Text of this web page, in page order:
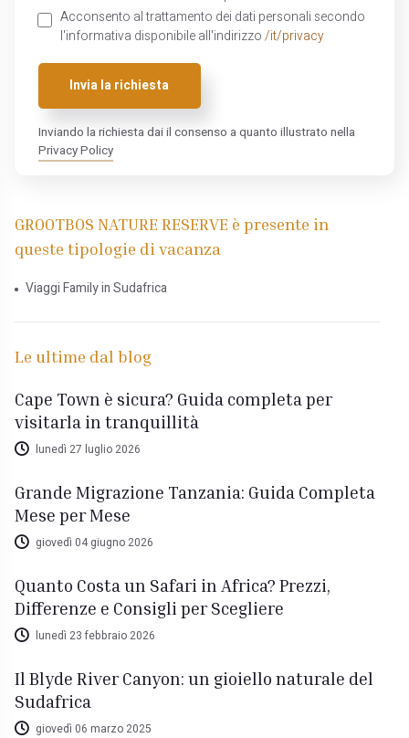
Acconsento al trattamento dei dati personali secondo
l'informativa disponibile all'indirizzo /it/privacy
Invia la richiesta
Inviando la richiesta dai il consenso a quanto illustrato nella
Privacy Policy
GROOTBOS NATURE RESERVE è presente in
queste tipologie di vacanza
Viaggi Family in Sudafrica
Le ultime dal blog
Cape Town è sicura? Guida completa per
visitarla in tranquillità
lunedì 27 luglio 2026
Grande Migrazione Tanzania: Guida Completa
Mese per Mese
giovedì 04 giugno 2026
Quanto Costa un Safari in Africa? Prezzi,
Differenze e Consigli per Scegliere
lunedì 23 febbraio 2026
Il Blyde River Canyon: un gioiello naturale del
Sudafrica
giovedì 06 marzo 2025